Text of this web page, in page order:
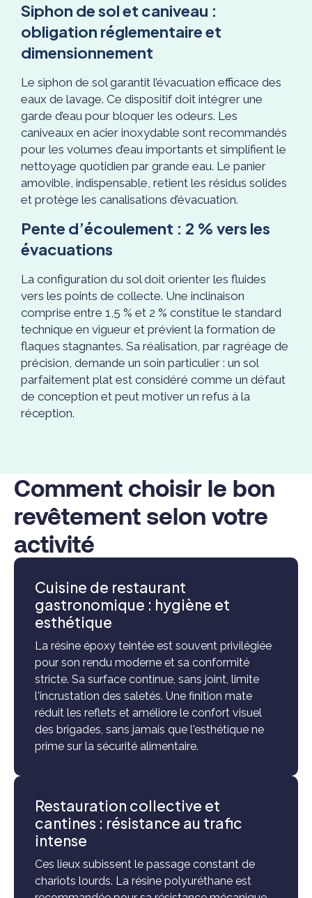
Siphon de sol et caniveau :
obligation réglementaire et
dimensionnement
Le siphon de sol garantit l’évacuation efficace des
eaux de lavage. Ce dispositif doit intégrer une
garde d’eau pour bloquer les odeurs. Les
caniveaux en acier inoxydable sont recommandés
pour les volumes d’eau importants et simplifient le
nettoyage quotidien par grande eau. Le panier
amovible, indispensable, retient les résidus solides
et protège les canalisations d’évacuation.
Pente d’écoulement : 2 % vers les
évacuations
La configuration du sol doit orienter les fluides
vers les points de collecte. Une inclinaison
comprise entre 1,5 % et 2 % constitue le standard
technique en vigueur et prévient la formation de
flaques stagnantes. Sa réalisation, par ragréage de
précision, demande un soin particulier : un sol
parfaitement plat est considéré comme un défaut
de conception et peut motiver un refus à la
réception.
Comment choisir le bon
revêtement selon votre
activité
Cuisine de restaurant
gastronomique : hygiène et
esthétique
La résine époxy teintée est souvent privilégiée
pour son rendu moderne et sa conformité
stricte. Sa surface continue, sans joint, limite
l'incrustation des saletés. Une finition mate
réduit les reflets et améliore le confort visuel
des brigades, sans jamais que l'esthétique ne
prime sur la sécurité alimentaire.
Restauration collective et
cantines : résistance au trafic
intense
Ces lieux subissent le passage constant de
chariots lourds. La résine polyuréthane est